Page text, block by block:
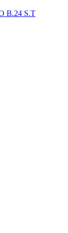
B.24 S.T